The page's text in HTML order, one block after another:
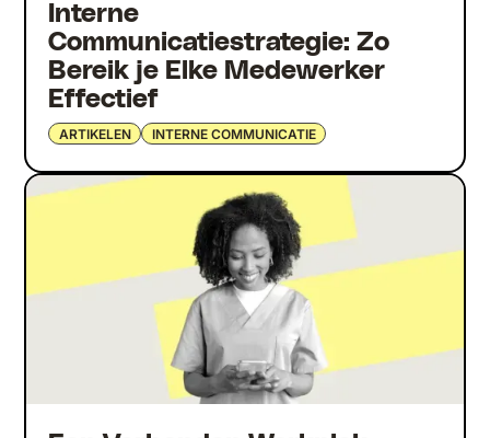
Interne
Communicatiestrategie: Zo
Bereik je Elke Medewerker
Effectief
ARTIKELEN INTERNE COMMUNICATIE